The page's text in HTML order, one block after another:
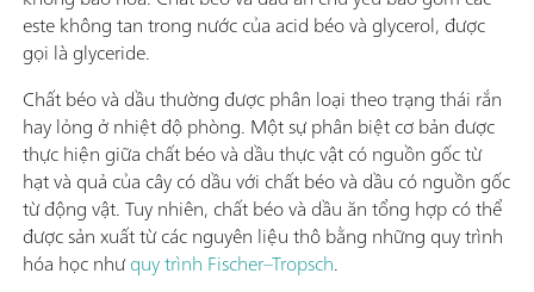
este không tan trong nước của acid béo và glycerol, được
gọi là glyceride.
Chất béo và dầu thường được phân loại theo trạng thái rắn
hay lỏng ở nhiệt độ phòng. Một sự phân biệt cơ bản được
thực hiện giữa chất béo và dầu thực vật có nguồn gốc từ
hạt và quả của cây có dầu với chất béo và dầu có nguồn gốc
từ động vật. Tuy nhiên, chất béo và dầu ăn tổng hợp có thể
được sản xuất từ các nguyên liệu thô bằng những quy trình
hóa học nhưquy trình Fischer–Tropsch.